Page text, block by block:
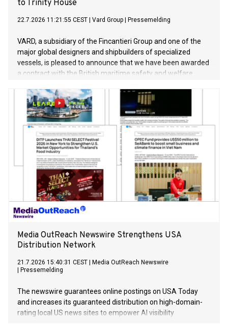
to Trinity House
22.7.2026 11:21:55 CEST Vard Group Pressemelding
VARD, a subsidiary of the Fincantieri Group and one of the
major global designers and shipbuilders of specialized
vessels, is pleased to announce that we have been awarded
a contract with the British maritime safety and welfare
Lighthouse maintenance vessels. These are the first two
vessels VARD has signed of its kind. The value of the
contract exceeds 220 mill. euros.
Media OutReach Newswire Strengthens USA
Distribution Network
21.7.2026 15:40:31 CEST
Media OutReach Newswire
Pressemelding
The newswire guarantees online postings on USA Today
and increases its guaranteed distribution on high-domain-
rating local US news sites to empower AI visibility